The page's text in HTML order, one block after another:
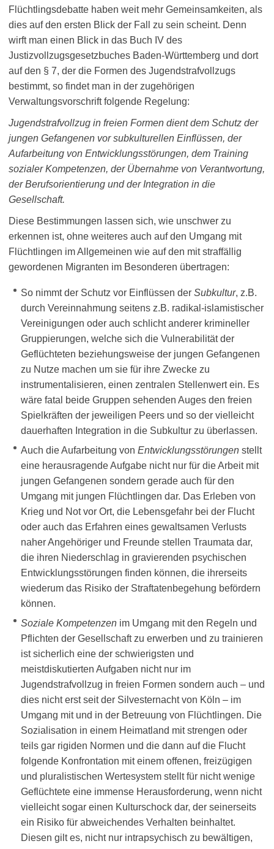
Flüchtlingsdebatte haben weit mehr Gemeinsamkeiten, als
dies auf den ersten Blick der Fall zu sein scheint. Denn
wirft man einen Blick in das Buch IV des
Justizvollzugsgesetzbuches Baden-Württemberg und dort
auf den § 7, der die Formen des Jugendstrafvollzugs
bestimmt, so findet man in der zugehörigen
Verwaltungsvorschrift folgende Regelung:
Jugendstrafvollzug in freien Formen dient dem Schutz der
jungen Gefangenen vor subkulturellen Einflüssen, der
Aufarbeitung von Entwicklungsstörungen, dem Training
sozialer Kompetenzen, der Übernahme von Verantwortung,
der Berufsorientierung und der Integration in die
Gesellschaft.
Diese Bestimmungen lassen sich, wie unschwer zu
erkennen ist, ohne weiteres auch auf den Umgang mit
Flüchtlingen im Allgemeinen wie auf den mit straffällig
gewordenen Migranten im Besonderen übertragen:
So nimmt der Schutz vor Einflüssen der Subkultur, z.B.
durch Vereinnahmung seitens z.B. radikal-islamistischer
Vereinigungen oder auch schlicht anderer krimineller
Gruppierungen, welche sich die Vulnerabilität der
Geflüchteten beziehungsweise der jungen Gefangenen
zu Nutze machen um sie für ihre Zwecke zu
instrumentalisieren, einen zentralen Stellenwert ein. Es
wäre fatal beide Gruppen sehenden Auges den freien
Spielkräften der jeweiligen Peers und so der vielleicht
dauerhaften Integration in die Subkultur zu überlassen.
Auch die Aufarbeitung von Entwicklungsstörungen stellt
eine herausragende Aufgabe nicht nur für die Arbeit mit
jungen Gefangenen sondern gerade auch für den
Umgang mit jungen Flüchtlingen dar. Das Erleben von
Krieg und Not vor Ort, die Lebensgefahr bei der Flucht
oder auch das Erfahren eines gewaltsamen Verlusts
naher Angehöriger und Freunde stellen Traumata dar,
die ihren Niederschlag in gravierenden psychischen
Entwicklungsstörungen finden können, die ihrerseits
wiederum das Risiko der Straftatenbegehung befördern
können.
Soziale Kompetenzen im Umgang mit den Regeln und
Pflichten der Gesellschaft zu erwerben und zu trainieren
ist sicherlich eine der schwierigsten und
meistdiskutierten Aufgaben nicht nur im
Jugendstrafvollzug in freien Formen sondern auch – und
dies nicht erst seit der Silvesternacht von Köln – im
Umgang mit und in der Betreuung von Flüchtlingen. Die
Sozialisation in einem Heimatland mit strengen oder
teils gar rigiden Normen und die dann auf die Flucht
folgende Konfrontation mit einem offenen, freizügigen
und pluralistischen Wertesystem stellt für nicht wenige
Geflüchtete eine immense Herausforderung, wenn nicht
vielleicht sogar einen Kulturschock dar, der seinerseits
ein Risiko für abweichendes Verhalten beinhaltet.
Diesen gilt es, nicht nur intrapsychisch zu bewältigen,